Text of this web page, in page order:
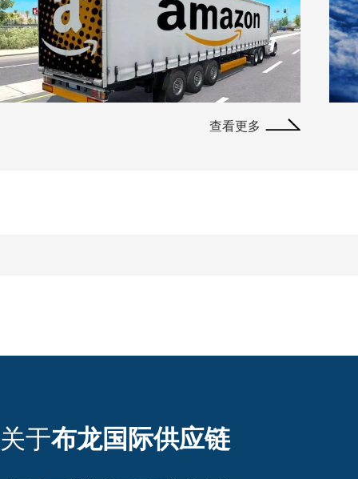
查看更多
关于布龙国际供应链